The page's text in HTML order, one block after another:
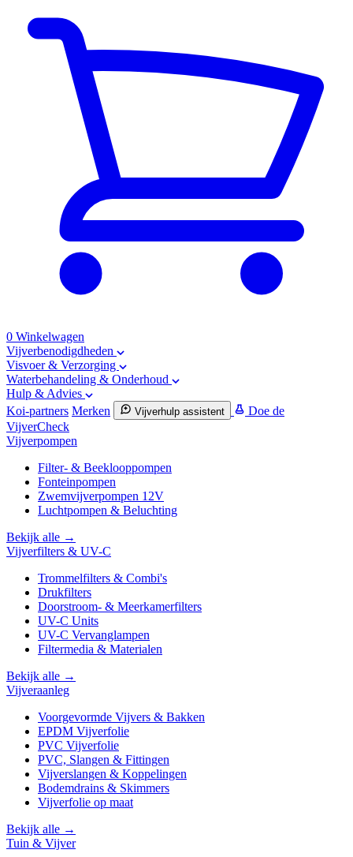
0 Winkelwagen
Vijverbenodigdheden
Visvoer & Verzorging
Waterbehandeling & Onderhoud
Hulp & Advies
Koi-partners Merken Vijverhulp assistent
Doe de
VijverCheck
Vijverpompen
Filter- & Beeklooppompen
Fonteinpompen
Zwemvijverpompen 12V
Luchtpompen & Beluchting
Bekijk alle →
Vijverfilters & UV-C
Trommelfilters & Combi's
Drukfilters
Doorstroom- & Meerkamerfilters
UV-C Units
UV-C Vervanglampen
Filtermedia & Materialen
Bekijk alle →
Vijveraanleg
Voorgevormde Vijvers & Bakken
EPDM Vijverfolie
PVC Vijverfolie
PVC, Slangen & Fittingen
Vijverslangen & Koppelingen
Bodemdrains & Skimmers
Vijverfolie op maat
Bekijk alle →
Tuin & Vijver